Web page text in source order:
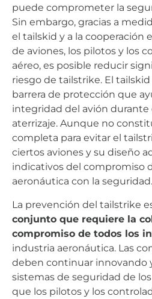
puede comprometer la
Sin embargo, gracias a
el tailskid y a la cooperación
de aviones, los pilotos y los
aéreo, es posible reducir
riesgo de tailstrike. El
barrera de protección que
integridad del avión durante
aterrizaje. Aunque no
completa para evitar el
ciertos aviones y su diseño
indicativos del compromiso
aeronáutica con la seguridad.
La prevención del tailstrike
conjunto que requiere la
compromiso de todos los
industria aeronáutica. Las
deben continuar innovando
sistemas de seguridad de
que los pilotos y los